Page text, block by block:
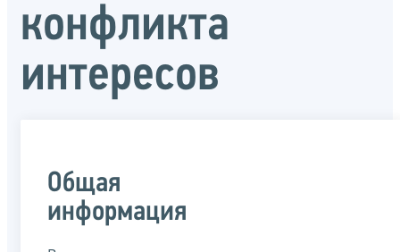
конфликта
интересов
Общая
информация